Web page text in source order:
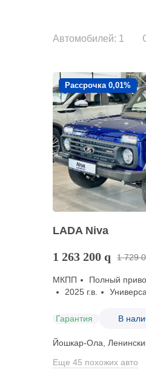
Автомобилей: 1
Рассрочка 0,01%
LADA Niva
1 263 200 q 1 729
МКПП Полный
2025 г.в.
Гарантия В
Йошкар-Ола,
Еще 45 похожих авто